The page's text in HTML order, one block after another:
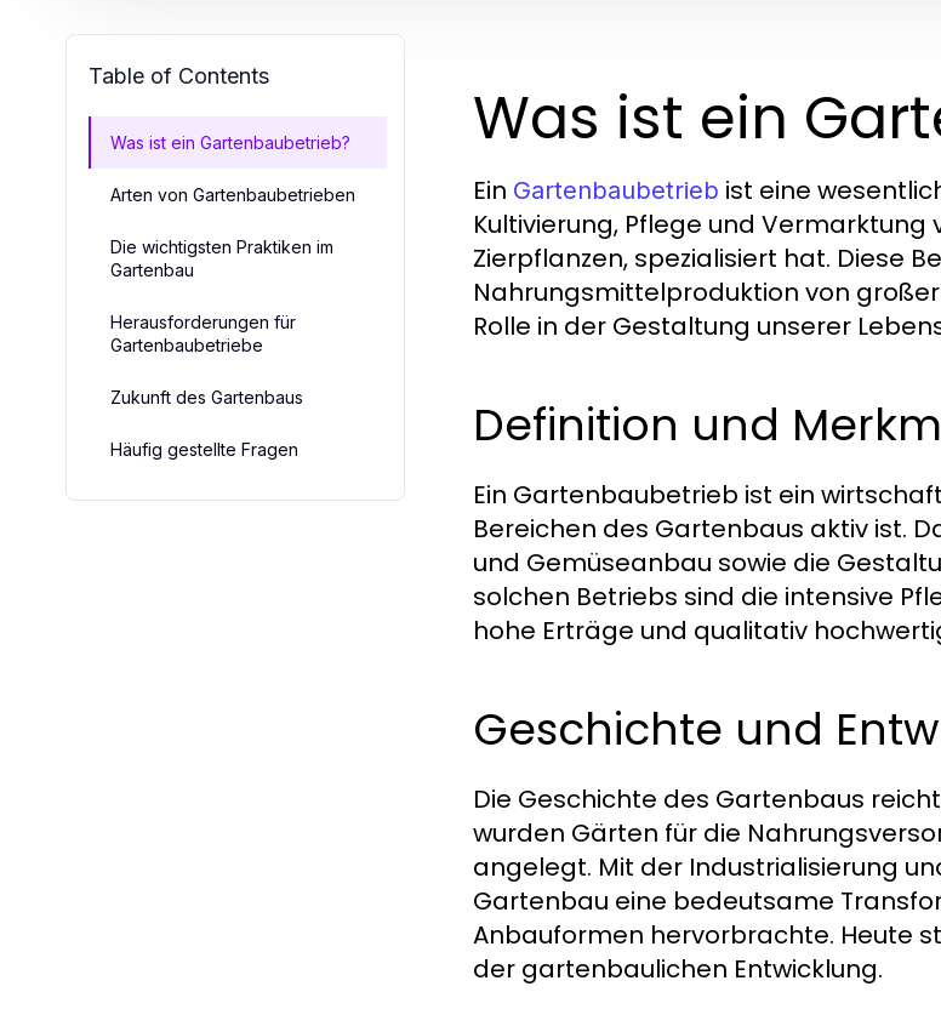
Table of Contents
Was ist ein Gartenbaubetrieb?
Arten von Gartenbaubetrieben
Die wichtigsten Praktiken im
Gartenbau
Herausforderungen für
Gartenbaubetriebe
Zukunft des Gartenbaus
Häufig gestellte Fragen
Was ist ein
Ein Gartenbaubetrieb ist eine
Kultivierung, Pflege und Vermarktung
Zierpflanzen, spezialisiert hat. Diese
Nahrungsmittelproduktion von
Rolle in der Gestaltung unserer
Definition und
Ein Gartenbaubetrieb ist ein
Bereichen des Gartenbaus aktiv ist.
und Gemüseanbau sowie die
solchen Betriebs sind die intensive
hohe Erträge und qualitativ
Geschichte und
Die Geschichte des Gartenbaus
wurden Gärten für die
angelegt. Mit der Industrialisierung
Gartenbau eine bedeutsame
Anbauformen hervorbrachte. Heute
der gartenbaulichen Entwicklung.